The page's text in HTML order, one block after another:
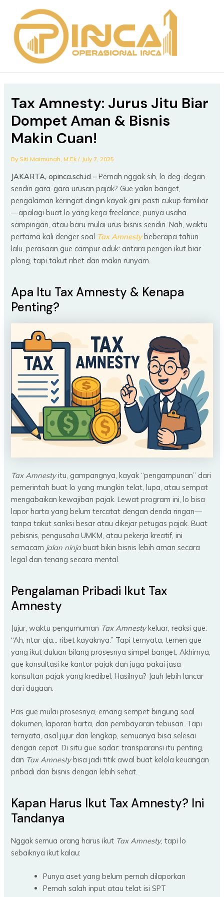
content
Tax Amnesty: Jurus Jitu Biar
Dompet Aman & Bisnis
Makin Cuan!
BySiti Maimunah, M.Ek/ July 7, 2025
JAKARTA, opinca.sch.id –Pernah nggak sih, lo deg-degan
sendiri gara-gara urusan pajak? Gue yakin banget,
pengalaman keringat dingin kayak gini pasti cukup familiar
—apalagi buat lo yang kerja freelance, punya usaha
sampingan, atau baru mulai urus bisnis sendiri. Nah, waktu
pertama kali denger soal Tax Amnestybeberapa tahun
lalu, perasaan gue campur aduk: antara pengen ikut biar
plong, tapi takut ribet dan makin runyam.
Apa Itu Tax Amnesty & Kenapa
Penting?
Tax Amnestyitu, gampangnya, kayak “pengampunan” dari
pemerintah buat lo yang mungkin telat, lupa, atau sempat
mengabaikan kewajiban pajak. Lewat program ini, lo bisa
lapor harta yang belum tercatat dengan denda ringan—
tanpa takut sanksi besar atau dikejar petugas pajak. Buat
pebisnis, pengusaha UMKM, atau pekerja kreatif, ini
semacam jalan ninjabuat bikin bisnis lebih aman secara
legal dan tenang secara mental.
Pengalaman Pribadi Ikut Tax
Amnesty
Jujur, waktu pengumuman Tax Amnestykeluar, reaksi gue:
“Ah, ntar aja… ribet kayaknya.” Tapi ternyata, temen gue
yang ikut duluan bilang prosesnya simpel banget. Akhirnya,
gue konsultasi ke kantor pajak dan juga pakai jasa
konsultan pajak yang kredibel. Hasilnya? Jauh lebih lancar
dari dugaan.
Pas gue mulai prosesnya, emang sempet bingung soal
dokumen, laporan harta, dan pembayaran tebusan. Tapi
ternyata, asal jujur dan lengkap, semuanya bisa selesai
dengan cepat. Di situ gue sadar: transparansi itu penting,
dan Tax Amnestybisa jadi titik awal buat kelola keuangan
pribadi dan bisnis dengan lebih sehat.
Kapan Harus Ikut Tax Amnesty? Ini
Tandanya
Nggak semua orang harus ikut Tax Amnesty, tapi lo
sebaiknya ikut kalau:
Punya aset yang belum pernah dilaporkan
Pernah salah input atau telat isi SPT
navigation